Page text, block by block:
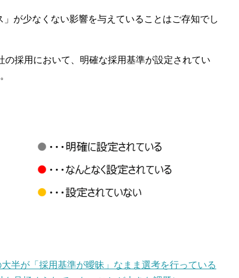
が少なくない影響を与えていることはご存知でし
採用において、明確な採用基準が設定されてい
半が「採用基準が曖昧」なまま選考を行っている